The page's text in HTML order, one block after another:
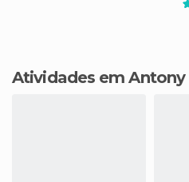
Atividades em Antony